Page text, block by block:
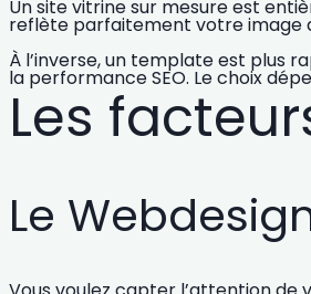
Unsite vitrine sur mesureest
reflète parfaitement votre image
À l’inverse, un templateest plus
la performance SEO. Le choix
Les
Le